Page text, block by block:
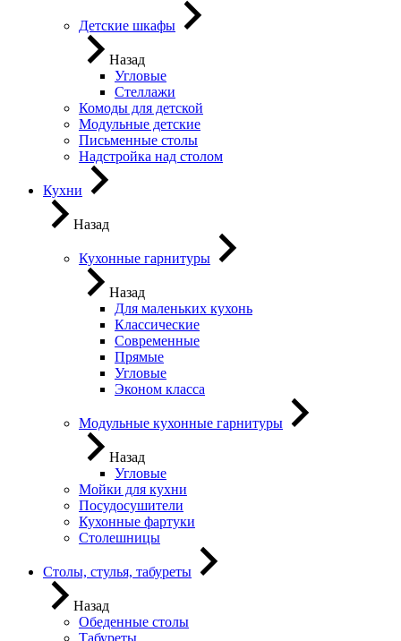
Детские шкафы
Назад
Угловые
Стеллажи
Комоды для детской
Модульные детские
Письменные столы
Надстройка над столом
Кухни
Назад
Кухонные гарнитуры
Назад
Для маленьких кухонь
Классические
Современные
Прямые
Угловые
Эконом класса
Модульные кухонные гарнитуры
Назад
Угловые
Мойки для кухни
Посудосушители
Кухонные фартуки
Столешницы
Столы, стулья, табуреты
Назад
Обеденные столы
Табуреты